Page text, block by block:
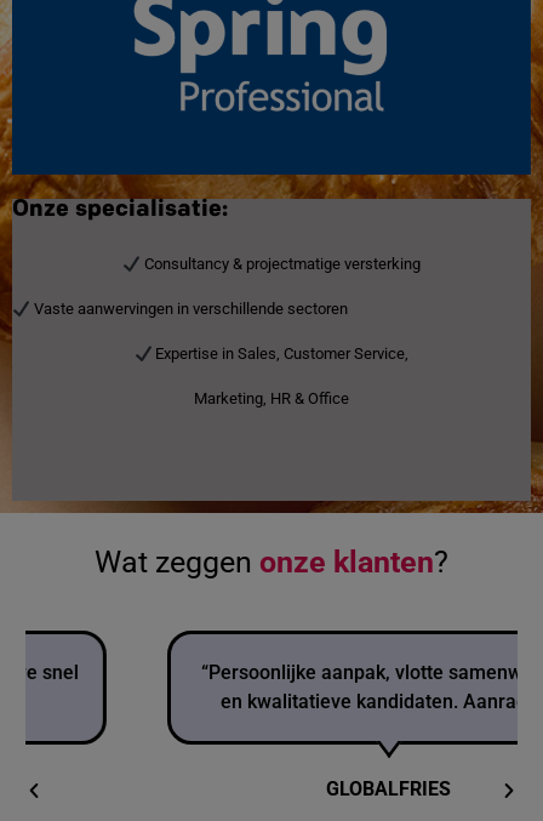
Onze specialisatie:
Consultancy & projectmatige versterking
Vaste aanwervingen in verschillende sectoren
Expertise in Sales, Customer Service,
Marketing, HR & Office
Wat zeggen onze klanten?
“Persoonlijke aanpak, vlotte samenwerking
en kwalitatieve kandidaten. Aanrader!”
GLOBALFRIES